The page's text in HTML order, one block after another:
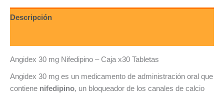
Descripción
Angidex 30 mg Nifedipino – Caja x30 Tabletas
Angidex 30 mg es un medicamento de administración oral que
contiene nifedipino, un bloqueador de los canales de calcio